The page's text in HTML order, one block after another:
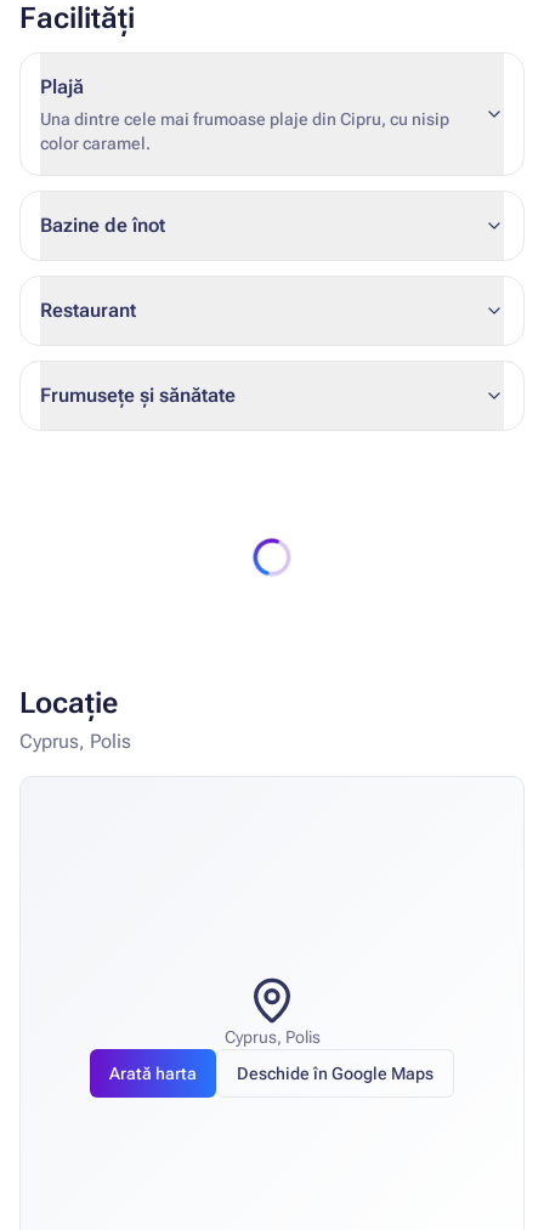
Facilități
Plajă
Una dintre cele mai frumoase plaje din Cipru, cu nisip
color caramel.
Bazine de înot
Restaurant
Frumusețe și sănătate
Locație
Cyprus, Polis
Cyprus, Polis
Arată harta
Deschide în Google Maps